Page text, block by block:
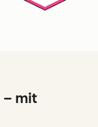
– mit